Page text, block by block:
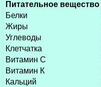
Питательное вещество
Белки
Жиры
Углеводы
Клетчатка
Витамин С
Витамин К
Кальций